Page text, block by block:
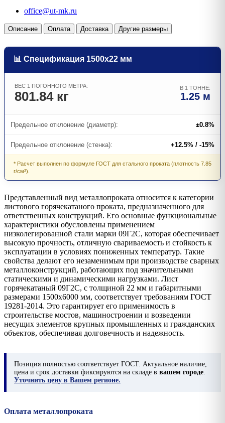
office@ut-mk.ru
Описание Оплата Доставка Другие размеры
📊 Спецификация 1500х22 мм
ВЕС 1 ПОГОННОГО МЕТРА:
801.84 кг
В 1 ТОННЕ:
1.25 м
Предельное отклонение (диаметр): ±0.8%
Предельное отклонение (стенка): +12.5% / -15%
* Расчет выполнен по формуле ГОСТ для стального проката (плотность 7.85
г/см³).
Представленный вид металлопроката относится к категории
листового горячекатаного проката, предназначенного для
ответственных конструкций. Его основные функциональные
характеристики обусловлены применением
низколегированной стали марки 09Г2С, которая обеспечивает
высокую прочность, отличную свариваемость и стойкость к
эксплуатации в условиях пониженных температур. Такие
свойства делают его незаменимым при производстве сварных
металлоконструкций, работающих под значительными
статическими и динамическими нагрузками. Лист
горячекатаный 09Г2С, с толщиной 22 мм и габаритными
размерами 1500х6000 мм, соответствует требованиям ГОСТ
19281-2014. Это гарантирует его применимость в
строительстве мостов, машиностроении и возведении
несущих элементов крупных промышленных и гражданских
объектов, обеспечивая долговечность и надежность.
Позиция полностью соответствует ГОСТ. Актуальное наличие,
цена и срок доставки фиксируются на складе в вашем городе
Уточнить цену в Вашем регионе.
Оплата металлопроката